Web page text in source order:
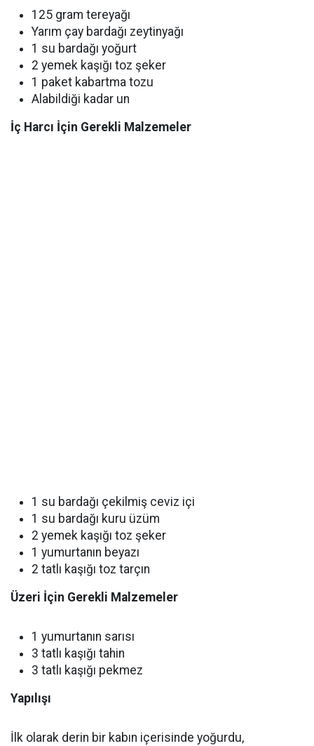
125 gram tereyağı
Yarım çay bardağı zeytinyağı
1 su bardağı yoğurt
2 yemek kaşığı toz şeker
1 paket kabartma tozu
Alabildiği kadar un
İç Harcı İçin Gerekli Malzemeler
1 su bardağı çekilmiş ceviz içi
1 su bardağı kuru üzüm
2 yemek kaşığı toz şeker
1 yumurtanın beyazı
2 tatlı kaşığı toz tarçın
Üzeri İçin Gerekli Malzemeler
1 yumurtanın sarısı
3 tatlı kaşığı tahin
3 tatlı kaşığı pekmez
Yapılışı
İlk olarak derin bir kabın içerisinde yoğurdu,